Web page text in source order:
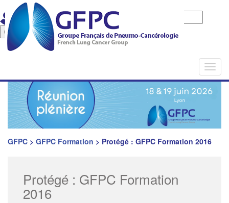
Identifiant Mot de passe
Mot de pase oublié
GFPC > GFPC Formation > Protégé : GFPC Formation 2016
Protégé : GFPC Formation
2016